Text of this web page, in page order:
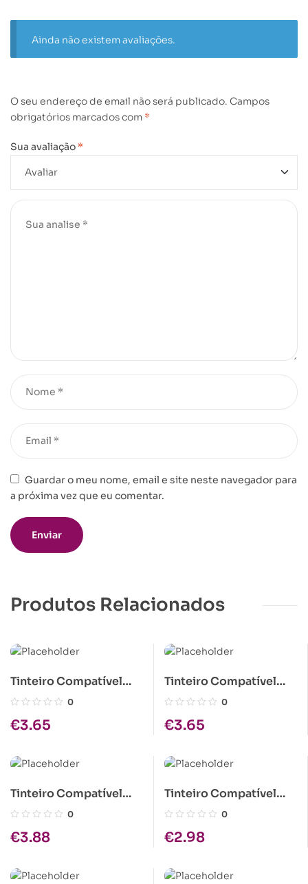
Ainda não existem avaliações.
O seu endereço de email não será publicado. Campos
obrigatórios marcados com *
Sua avaliação *
Guardar o meu nome, email e site neste navegador para
a próxima vez que eu comentar.
Produtos Relacionados
Tinteiro Compatível
Epson T015 Preto
0
€3.65
Tinteiro Compatível
Epson T005 Tricolor
0
€3.65
Tinteiro Compatível
Epson T027 Tri-color
0
€3.88
Tinteiro Compatível
Epson T020 Tri-color
0
€2.98